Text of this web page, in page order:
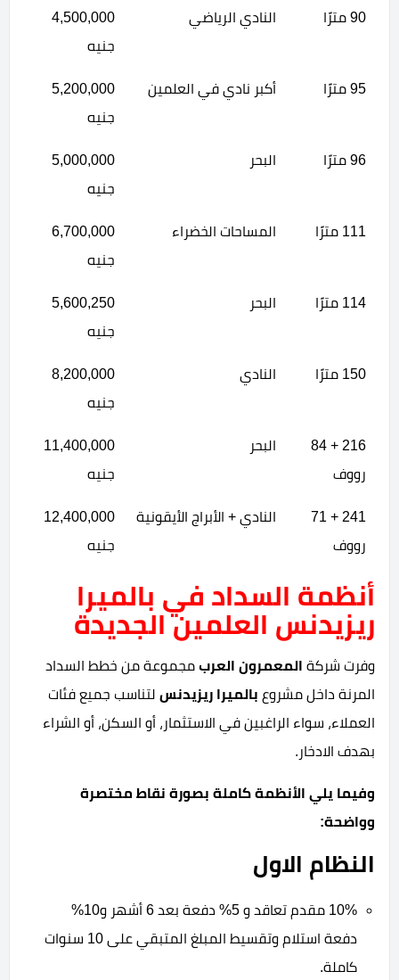
90 مترًا النادي الرياضي
4,500,000
جنيه
95 مترًا أكبر نادي في العلمين
5,200,000
جنيه
96 مترًا البحر
5,000,000
جنيه
111 مترًا المساحات الخضراء
6,700,000
جنيه
114 مترًا البحر
5,600,250
جنيه
150 مترًا النادي
8,200,000
جنيه
216 + 84
رووف
البحر
11,400,000
جنيه
241 + 71
رووف
النادي + الأبراج الأيقونية
12,400,000
جنيه
أنظمة السداد في بالميرا
ريزيدنس العلمين الجديدة
وفرت شركة المعمرون العرب مجموعة من خطط السداد
المرنة داخل مشروع بالميرا ريزيدنس لتناسب جميع فئات
العملاء، سواء الراغبين في الاستثمار، أو السكن، أو الشراء
بهدف الادخار.
وفيما يلي الأنظمة كاملة بصورة نقاط مختصرة
وواضحة:
النظام الاول
10% مقدم تعاقد و 5% دفعة بعد 6 أشهر و
10%
دفعة استلام و
تقسيط المبلغ المتبقي على 10 سنوات
كاملة.